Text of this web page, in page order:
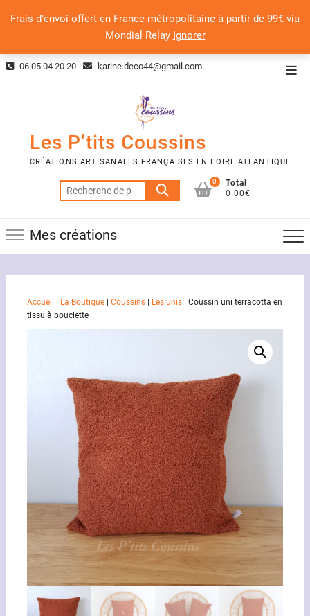
Frais d'envoi offert en France métropolitaine à partir de 99€ via
Mondial Relay Ignorer
Skip 06 05 04 20 20 karine.deco44@gmail.com
Les P’tits Coussins
CRÉATIONS ARTISANALES FRANÇAISES EN LOIRE ATLANTIQUE
Recherche
pour :
0
Total
0.00€
Mes créations
Accueil La Boutique| Coussins| Les unis| Coussin uni terracotta en
tissu à bouclette